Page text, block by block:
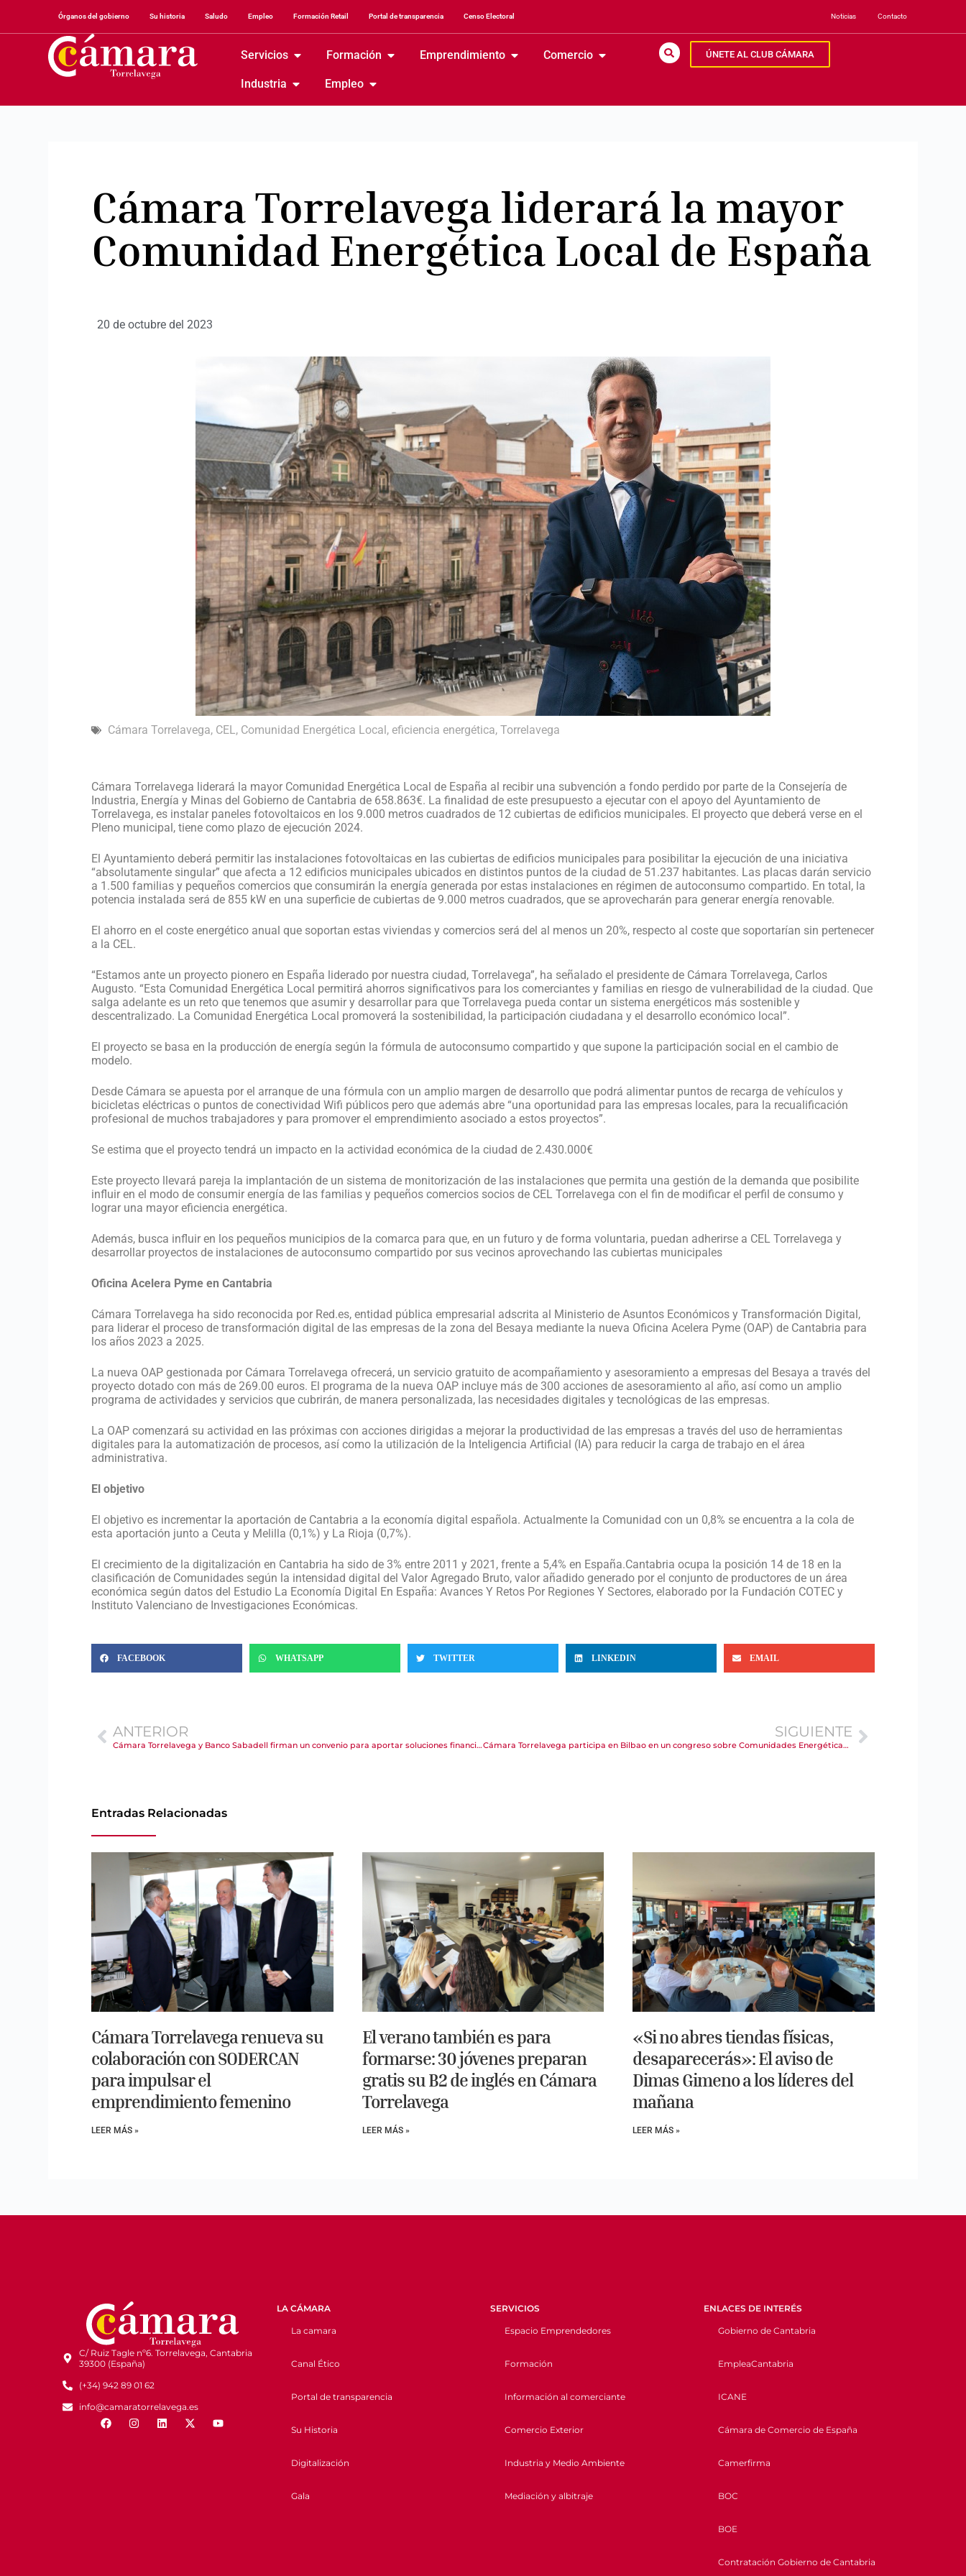
Órganos del gobierno Su historia Saludo Empleo Formación Retail Portal de transparencia Censo Electoral Noticias Contacto
Servicios Formación Emprendimiento Comercio
Industria Empleo
ÚNETE AL CLUB CÁMARA
Cámara Torrelavega liderará la mayor
Comunidad Energética Local de España
20 de octubre del 2023
Cámara Torrelavega, CEL, Comunidad Energética Local, eficiencia energética,Torrelavega
Cámara Torrelavega liderará la mayor Comunidad Energética Local de España al recibir una subvención a fondo perdido por parte de la Consejería de
Industria, Energía y Minas del Gobierno de Cantabria de 658.863€. La finalidad de este presupuesto a ejecutar con el apoyo del Ayuntamiento de
Torrelavega, es instalar paneles fotovoltaicos en los 9.000 metros cuadrados de 12 cubiertas de edificios municipales. El proyecto que deberá verse en el
Pleno municipal, tiene como plazo de ejecución 2024.
El Ayuntamiento deberá permitir las instalaciones fotovoltaicas en las cubiertas de edificios municipales para posibilitar la ejecución de una iniciativa
“absolutamente singular” que afecta a 12 edificios municipales ubicados en distintos puntos de la ciudad de 51.237 habitantes. Las placas darán servicio
a 1.500 familias y pequeños comercios que consumirán la energía generada por estas instalaciones en régimen de autoconsumo compartido. En total, la
potencia instalada será de 855 kW en una superficie de cubiertas de 9.000 metros cuadrados, que se aprovecharán para generar energía renovable.
El ahorro en el coste energético anual que soportan estas viviendas y comercios será del al menos un 20%, respecto al coste que soportarían sin pertenecer
a la CEL.
“Estamos ante un proyecto pionero en España liderado por nuestra ciudad, Torrelavega”, ha señalado el presidente de Cámara Torrelavega, Carlos
Augusto. “Esta Comunidad Energética Local permitirá ahorros significativos para los comerciantes y familias en riesgo de vulnerabilidad de la ciudad. Que
salga adelante es un reto que tenemos que asumir y desarrollar para que Torrelavega pueda contar un sistema energéticos más sostenible y
descentralizado. La Comunidad Energética Local promoverá la sostenibilidad, la participación ciudadana y el desarrollo económico local”.
El proyecto se basa en la producción de energía según la fórmula de autoconsumo compartido y que supone la participación social en el cambio de
modelo.
Desde Cámara se apuesta por el arranque de una fórmula con un amplio margen de desarrollo que podrá alimentar puntos de recarga de vehículos y
bicicletas eléctricas o puntos de conectividad Wifi públicos pero que además abre “una oportunidad para las empresas locales, para la recualificación
profesional de muchos trabajadores y para promover el emprendimiento asociado a estos proyectos”.
Se estima que el proyecto tendrá un impacto en la actividad económica de la ciudad de 2.430.000€
Este proyecto llevará pareja la implantación de un sistema de monitorización de las instalaciones que permita una gestión de la demanda que posibilite
influir en el modo de consumir energía de las familias y pequeños comercios socios de CEL Torrelavega con el fin de modificar el perfil de consumo y
lograr una mayor eficiencia energética.
Además, busca influir en los pequeños municipios de la comarca para que, en un futuro y de forma voluntaria, puedan adherirse a CEL Torrelavega y
desarrollar proyectos de instalaciones de autoconsumo compartido por sus vecinos aprovechando las cubiertas municipales
Oficina Acelera Pyme en Cantabria
Cámara Torrelavega ha sido reconocida por Red.es, entidad pública empresarial adscrita al Ministerio de Asuntos Económicos y Transformación Digital,
para liderar el proceso de transformación digital de las empresas de la zona del Besaya mediante la nueva Oficina Acelera Pyme (OAP) de Cantabria para
los años 2023 a 2025.
La nueva OAP gestionada por Cámara Torrelavega ofrecerá, un servicio gratuito de acompañamiento y asesoramiento a empresas del Besaya a través del
proyecto dotado con más de 269.00 euros. El programa de la nueva OAP incluye más de 300 acciones de asesoramiento al año, así como un amplio
programa de actividades y servicios que cubrirán, de manera personalizada, las necesidades digitales y tecnológicas de las empresas.
La OAP comenzará su actividad en las próximas con acciones dirigidas a mejorar la productividad de las empresas a través del uso de herramientas
digitales para la automatización de procesos, así como la utilización de la Inteligencia Artificial (IA) para reducir la carga de trabajo en el área
administrativa.
El objetivo
El objetivo es incrementar la aportación de Cantabria a la economía digital española. Actualmente la Comunidad con un 0,8% se encuentra a la cola de
esta aportación junto a Ceuta y Melilla (0,1%) y La Rioja (0,7%).
El crecimiento de la digitalización en Cantabria ha sido de 3% entre 2011 y 2021, frente a 5,4% en España.Cantabria ocupa la posición 14 de 18 en la
clasificación de Comunidades según la intensidad digital del Valor Agregado Bruto, valor añadido generado por el conjunto de productores de un área
económica según datos del Estudio La Economía Digital En España: Avances Y Retos Por Regiones Y Sectores, elaborado por la Fundación COTEC y
Instituto Valenciano de Investigaciones Económicas.
FACEBOOK WHATSAPP TWITTER LINKEDIN EMAIL
ANTERIOR
Cámara Torrelavega y Banco Sabadell firman un convenio para aportar soluciones financieras a empresas y emprendedores
SIGUIENTE
Cámara Torrelavega participa en Bilbao en un congreso sobre Comunidades Energéticas Locales promovido por Edinor
Entradas Relacionadas
Cámara Torrelavega renueva su
colaboración con SODERCAN
para impulsar el
emprendimiento femenino
LEER MÁS »
El verano también es para
formarse: 30 jóvenes preparan
gratis su B2 de inglés en Cámara
Torrelavega
LEER MÁS »
«Si no abres tiendas físicas,
desaparecerás»: El aviso de
Dimas Gimeno a los líderes del
mañana
LEER MÁS »
C/ Ruiz Tagle nº6. Torrelavega, Cantabria
39300 (España)
(+34) 942 89 01 62
info@camaratorrelavega.es
LA CÁMARA
La camara
Canal Ético
Portal de transparencia
Su Historia
Digitalización
Gala
SERVICIOS
Espacio Emprendedores
Formación
Información al comerciante
Comercio Exterior
Industria y Medio Ambiente
Mediación y albitraje
ENLACES DE INTERÉS
Gobierno de Cantabria
EmpleaCantabria
ICANE
Cámara de Comercio de España
Camerfirma
BOC
BOE
Contratación Gobierno de Cantabria